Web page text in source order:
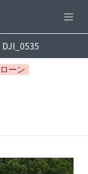
DJI_0535
ローン